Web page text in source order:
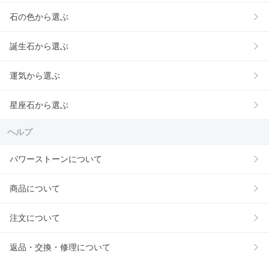
石の色から選ぶ
誕生石から選ぶ
運気から選ぶ
星座石から選ぶ
ヘルプ
パワーストーンについて
商品について
注文について
返品・交換・修理について